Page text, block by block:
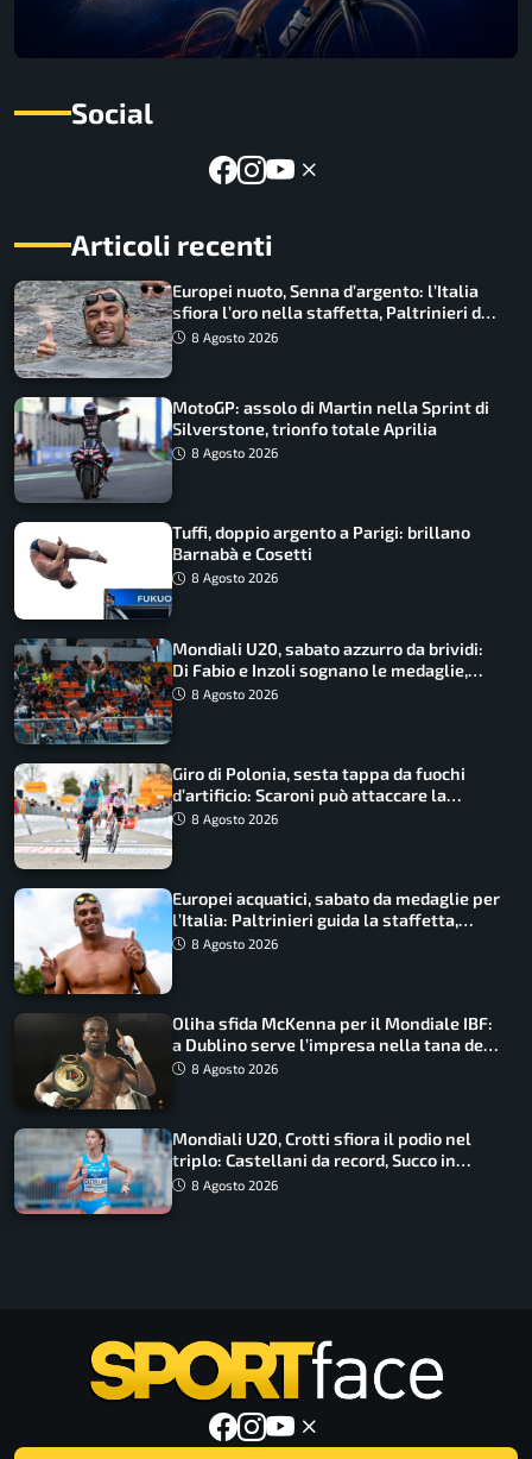
Social
Articoli recenti
Europei nuoto, Senna d’argento: l’Italia
sfiora l’oro nella staffetta, Paltrinieri da
urlo, il bilancio azzurro
8 Agosto 2026
MotoGP: assolo di Martin nella Sprint di
Silverstone, trionfo totale Aprilia
8 Agosto 2026
Tuffi, doppio argento a Parigi: brillano
Barnabà e Cosetti
8 Agosto 2026
Mondiali U20, sabato azzurro da brividi:
Di Fabio e Inzoli sognano le medaglie,
Castellani e Succo in finale
8 Agosto 2026
Giro di Polonia, sesta tappa da fuochi
d’artificio: Scaroni può attaccare la
maglia di Lemmen
8 Agosto 2026
Europei acquatici, sabato da medaglie per
l’Italia: Paltrinieri guida la staffetta,
Barnabà sogna l’oro dalle grandi altezze
8 Agosto 2026
Oliha sfida McKenna per il Mondiale IBF:
a Dublino serve l’impresa nella tana del
lupo8 Agosto 2026
Mondiali U20, Crotti sfiora il podio nel
triplo: Castellani da record, Succo in
finale
8 Agosto 2026